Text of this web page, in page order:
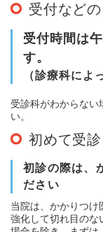
受付など
受付時間は
す。
（診療科によ
受診科がわからない
い。
初めて受
初診の際は、
ださい
当院は、かかりつけ
強化して切れ目のな